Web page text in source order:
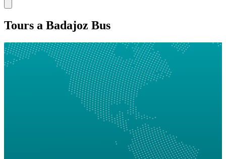
Tours a Badajoz Bus